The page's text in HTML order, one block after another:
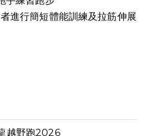
進行簡短體能訓練及拉筋伸展
越野跑2026